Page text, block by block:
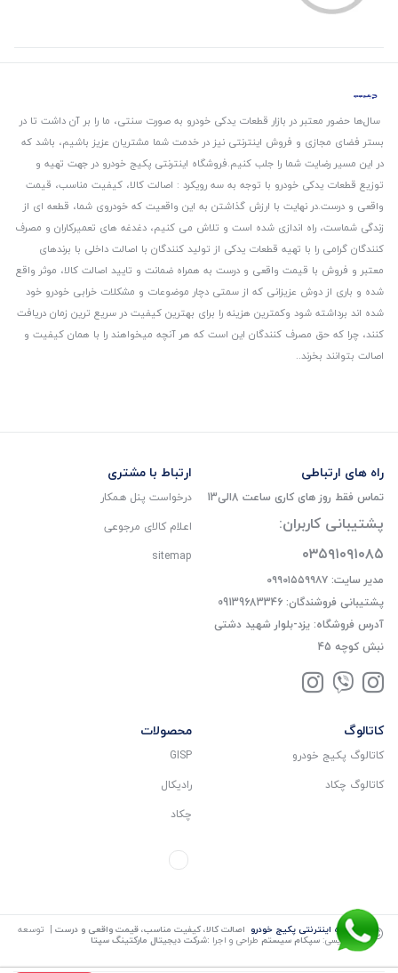
سال‌ها حضور معتبر در بازار قطعات یدکی خودرو به صورت سنتی، ما را بر آن داشت تا در
بستر فضای مجازی و فروش اینترنتی نیز در خدمت شما مشتریان عزیز باشیم، باشد که
در این مسیر رضایت شما را جلب کنیم.فروشگاه اینترنتی پکیج خودرو در جهت تهیه و
توزیع قطعات یدکی خودرو با توجه به سه رویکرد : اصالت کالا، کیفیت مناسب، قیمت
واقعی و درست.در نهایت با ارزش گذاشتن به این واقعیت که خودروی شما، قطعه ای از
زندگی شماست، راه اندازی شده است و تلاش می کنیم، دغدغه های تعمیرکاران و مصرف
کنندگان گرامی را با تهیه قطعات یدکی از تولید کنندگان با اصالت داخلی با برندهای
معتبر و فروش با قیمت واقعی و درست به همراه ضمانت و تایید اصالت کالا، موثر واقع
شده و باری از دوش عزیزانی که از سمتی دچار موضوعات و مشکلات خرابی خودرو خود
شده اند برداشته شود و‌کمترین هزینه را برای بهترین کیفیت در سریع ترین زمان دریافت
کنند، چرا که حق مصرف کنندگان این است که هر آنچه میخواهند را با همان کیفیت و
اصالت بتوانند بخرند..
راه های ارتباطی
تماس فقط روز های کاری ساعت 8الی13
پشتیبانی کاربران:
۰۳۵۹۱۰۹۱۰۸۵
مدیر سایت: ۰۹۹۰۱۵۵۹۹۸۷
پشتیبانی فروشندگان: 09139683346
آدرس فروشگاه: یزد-بلوار شهید دشتی
نبش کوچه 45
ارتباط با مشتری
درخواست پنل همکار
اعلام کالای مرجوعی
sitemap
کاتالوگ
کاتالوگ پکیج خودرو
کاتالوگ چکاد
محصولات
GISP
رادیکال
چکاد
© فروشگاه اینترنتی پکیج خودرو اصالت کالا، کیفیت مناسب، قیمت واقعی و درست | توسعه
و کد نویسی: سپکام سیستم طراحی و اجرا :شرکت دیجیتال مارکتینگ سپتا